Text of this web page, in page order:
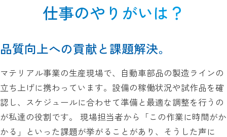
仕事のやりがいは？
品質向上への貢献と課題解決。
マテリアル事業の生産現場で、自動車部品の製造ラインの
立ち上げに携わっています。設備の稼働状況や試作品を確
認し、スケジュールに合わせて準備と最適な調整を行うの
が私達の役割です。 現場担当者から「この作業に時間がか
かる」といった課題が挙がることがあり、そうした声に